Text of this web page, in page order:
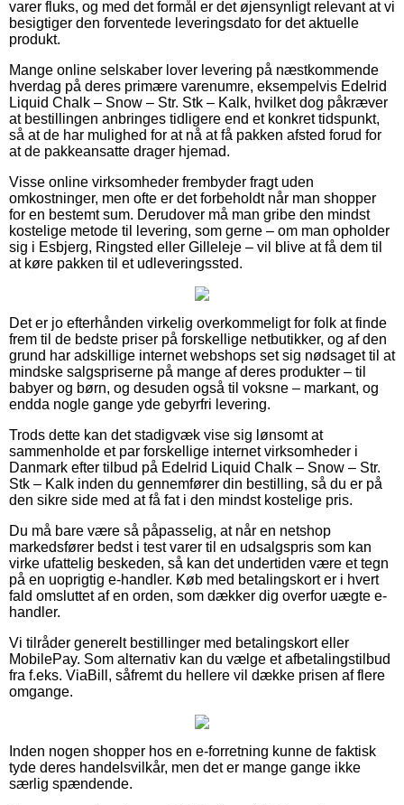
varer fluks, og med det formål er det øjensynligt relevant at vi
besigtiger den forventede leveringsdato for det aktuelle
produkt.
Mange online selskaber lover levering på næstkommende
hverdag på deres primære varenumre, eksempelvis Edelrid
Liquid Chalk – Snow – Str. Stk – Kalk, hvilket dog påkræver
at bestillingen anbringes tidligere end et konkret tidspunkt,
så at de har mulighed for at nå at få pakken afsted forud for
at de pakkeansatte drager hjemad.
Visse online virksomheder frembyder fragt uden
omkostninger, men ofte er det forbeholdt når man shopper
for en bestemt sum. Derudover må man gribe den mindst
kostelige metode til levering, som gerne – om man opholder
sig i Esbjerg, Ringsted eller Gilleleje – vil blive at få dem til
at køre pakken til et udleveringssted.
Det er jo efterhånden virkelig overkommeligt for folk at finde
frem til de bedste priser på forskellige netbutikker, og af den
grund har adskillige internet webshops set sig nødsaget til at
mindske salgspriserne på mange af deres produkter – til
babyer og børn, og desuden også til voksne – markant, og
endda nogle gange yde gebyrfri levering.
Trods dette kan det stadigvæk vise sig lønsomt at
sammenholde et par forskellige internet virksomheder i
Danmark efter tilbud på Edelrid Liquid Chalk – Snow – Str.
Stk – Kalk inden du gennemfører din bestilling, så du er på
den sikre side med at få fat i den mindst kostelige pris.
Du må bare være så påpasselig, at når en netshop
markedsfører bedst i test varer til en udsalgspris som kan
virke ufattelig beskeden, så kan det undertiden være et tegn
på en uoprigtig e-handler. Køb med betalingskort er i hvert
fald omsluttet af en orden, som dækker dig overfor uægte e-
handler.
Vi tilråder generelt bestillinger med betalingskort eller
MobilePay. Som alternativ kan du vælge et afbetalingstilbud
fra f.eks. ViaBill, såfremt du hellere vil dække prisen af flere
omgange.
Inden nogen shopper hos en e-forretning kunne de faktisk
tyde deres handelsvilkår, men det er mange gange ikke
særlig spændende.